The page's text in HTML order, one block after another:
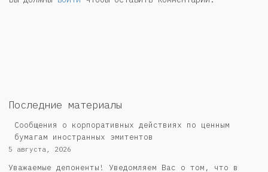
Последние материалы
Сообщения о корпоративных действиях по ценным
бумагам иностранных эмитентов
5 августа, 2026
Уважаемые депоненты! Уведомляем Вас о том, что в